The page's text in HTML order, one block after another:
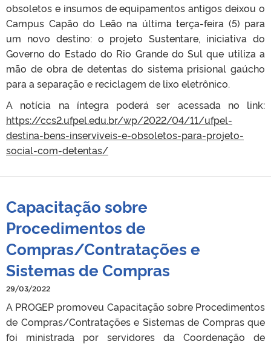
obsoletos e insumos de equipamentos antigos deixou o
Campus Capão do Leão na última terça-feira (5) para
um novo destino: o projeto Sustentare, iniciativa do
Governo do Estado do Rio Grande do Sul que utiliza a
mão de obra de detentas do sistema prisional gaúcho
para a separação e reciclagem de lixo eletrônico.
A notícia na íntegra poderá ser acessada no link:
https://ccs2.ufpel.edu.br/wp/2022/04/11/ufpel-
destina-bens-inserviveis-e-obsoletos-para-projeto-
social-com-detentas/
Capacitação sobre
Procedimentos de
Compras/Contratações e
Sistemas de Compras
29/03/2022
A PROGEP promoveu Capacitação sobre Procedimentos
de Compras/Contratações e Sistemas de Compras que
foi ministrada por servidores da Coordenação de